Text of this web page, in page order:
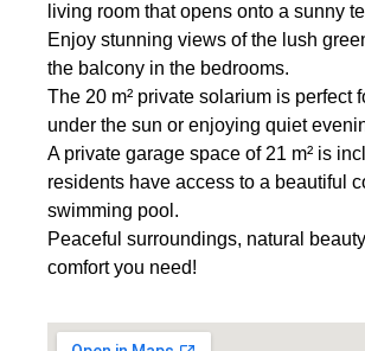
living room that opens onto a sunny
Enjoy stunning views of the lush
the balcony in the bedrooms.
The 20 m² private solarium is perfect
under the sun or enjoying quiet
A private garage space of 21 m² is
residents have access to a beautiful
swimming pool.
Peaceful surroundings, natural
comfort you need!